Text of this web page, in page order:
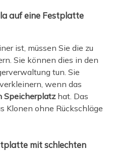
auf eine Festplatte
ist, müssen Sie die zu
Sie können dies in den
tun. Sie
wenn das
Speicherplatzhat. Das
Klonen ohne Rückschläge
mit schlechten